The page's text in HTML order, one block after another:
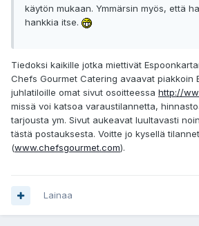
käytön mukaan. Ymmärsin myös, että
hankkia itse.
Tiedoksi kaikille jotka miettivät
Chefs Gourmet Catering avaavat piakkoin
juhlatiloille omat sivut osoitteessa http://
missä voi katsoa varaustilannetta,
tarjousta ym. Sivut aukeavat luultavasti
tästä postauksesta. Voitte jo kysellä
(www.chefsgourmet.com).
Lainaa